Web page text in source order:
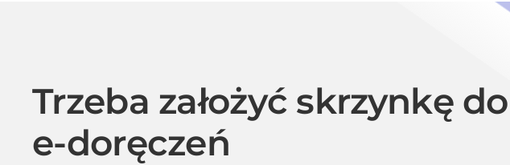
Trzeba założyć skrzynkę do
e-doręczeń